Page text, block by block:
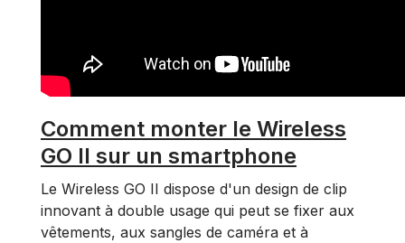
Comment monter le Wireless
GO II sur un smartphone
Le Wireless GO II dispose d'un design de clip
innovant à double usage qui peut se fixer aux
vêtements, aux sangles de caméra et à